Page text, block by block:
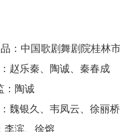
品：中国歌剧舞剧院桂林
赵乐秦、陶诚、秦春成
：陶诚
魏银久、韦凤云、徐丽
李滨、徐熔